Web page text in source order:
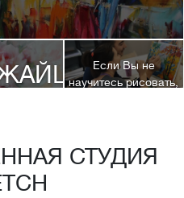
Если Вы не
научитесь рисовать,
стоимость обучения!*
СТУДИЯ